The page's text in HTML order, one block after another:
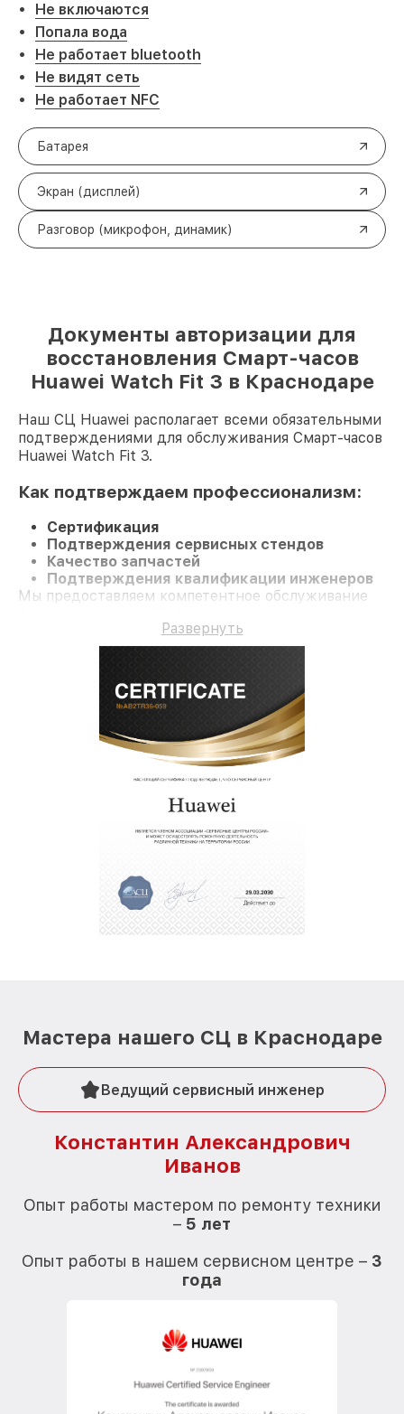
Не включаются
Попала вода
Не работает bluetooth
Не видят сеть
Не работает NFC
Батарея
Экран (дисплей)
Разговор (микрофон, динамик)
Документы авторизации для
восстановления Смарт-часов
Huawei Watch Fit 3 в Краснодаре
Наш СЦ Huawei располагает всеми обязательными
подтверждениями для обслуживания Смарт-часов
Huawei Watch Fit 3.
Как подтверждаем профессионализм:
Сертификация
Подтверждения сервисных стендов
Качество запчастей
Подтверждения квалификации инженеров
Мы предоставляем компетентное обслуживание
Развернуть
Мастера нашего СЦ в Краснодаре
Ведущий сервисный инженер
Константин Александрович
Иванов
Опыт работы мастером по ремонту техники
– 5 лет
Опыт работы в нашем сервисном центре – 3
года